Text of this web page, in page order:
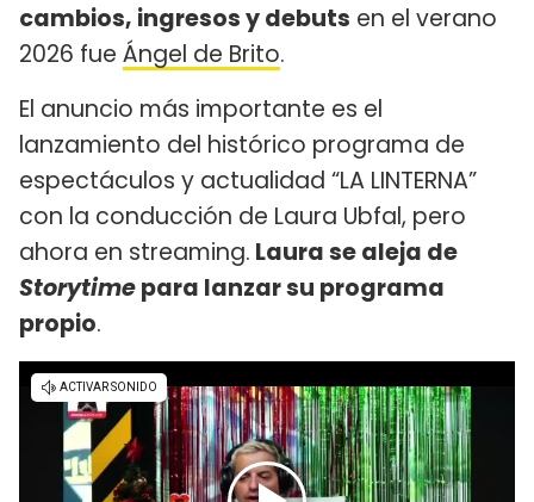
cambios, ingresos y debuts en el verano
2026 fue Ángel de Brito.
El anuncio más importante es el
lanzamiento del histórico programa de
espectáculos y actualidad “LA LINTERNA”
con la conducción de Laura Ubfal, pero
ahora en streaming. Laura se aleja de
Storytimepara lanzar su programa
propio.